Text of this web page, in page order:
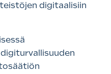
digitaalisiin